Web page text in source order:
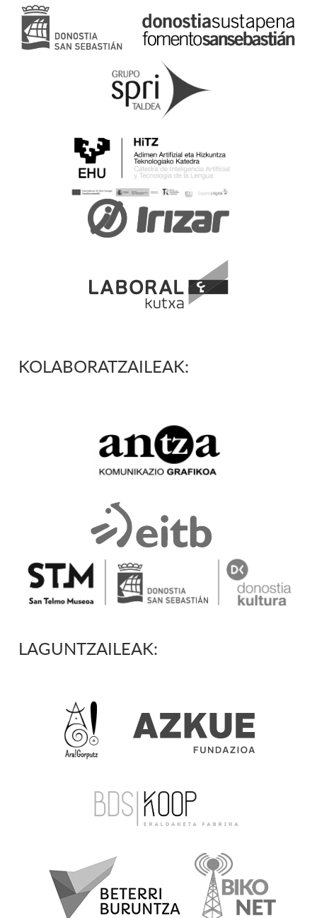
KOLABORATZAILEAK:
LAGUNTZAILEAK: